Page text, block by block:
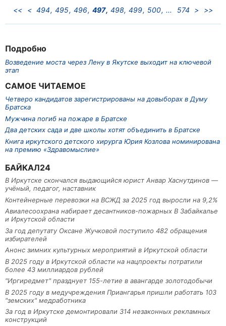
Подробно
Возведение моста через Лену в Якутске выходит на ключевой
этап
САМОЕ ЧИТАЕМОЕ
Четверо кандидатов зарегистрированы на довыборах в Думу
Братска
Мужчина погиб на пожаре в Братске
Два детских сада и две школы хотят объединить в Братске
Книга иркутского детского хирурга Юрия Козлова номинирована
на премию «Здравомыслие»
БАЙКАЛ24
В Иркутске скончался выдающийся юрист Анвар Хаснутдинов —
учёный, педагог, наставник
Контейнерные перевозки на ВСЖД за 2025 год выросли на 9,2%
Авиалесоохрана набирает десантников-пожарных В Забайкалье
и Иркутской области
За год депутату Оксане Жучковой поступило 482 обращения
избирателей
Анонс зимних культурных мероприятий в Иркутской области
В 2025 году в Иркутской области на нацпроекты потратили
более 43 миллиардов рублей
"Иргиредмет" празднует 155-летие в авангарде золотодобычи
В 2025 году в медучреждения Приангарья пришли работать 103
"земских" медработника
За год в Иркутске демонтировали 314 незаконных рекламных
конструкций
<< < 494 495 496 497 498 499 500 574 > >>